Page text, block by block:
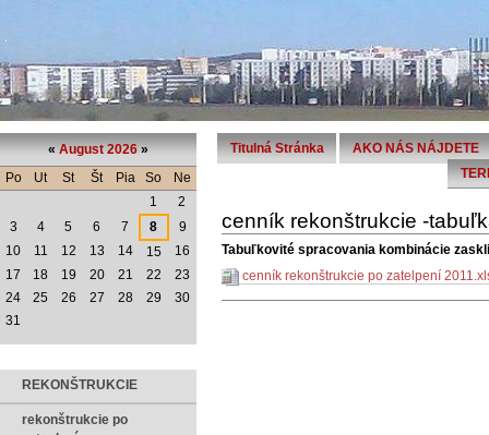
Titulná Stránka
AKO NÁS NÁJDETE
cenník rekonštrukcie -
Tabuľkovité spracovania kombinácie
cenník rekonštrukcie po zatelpení
«August 2026»
Po Ut St Št Pia So
Ne
1
2
3
4 5 6 7 8
9
10
11 12 13 14 15
16
17
18 19 20 21 22
23
24
25 26 27 28 29
30
31
REKONŠTRUKCIE
rekonštrukcie po